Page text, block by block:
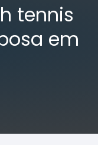
tennis
em